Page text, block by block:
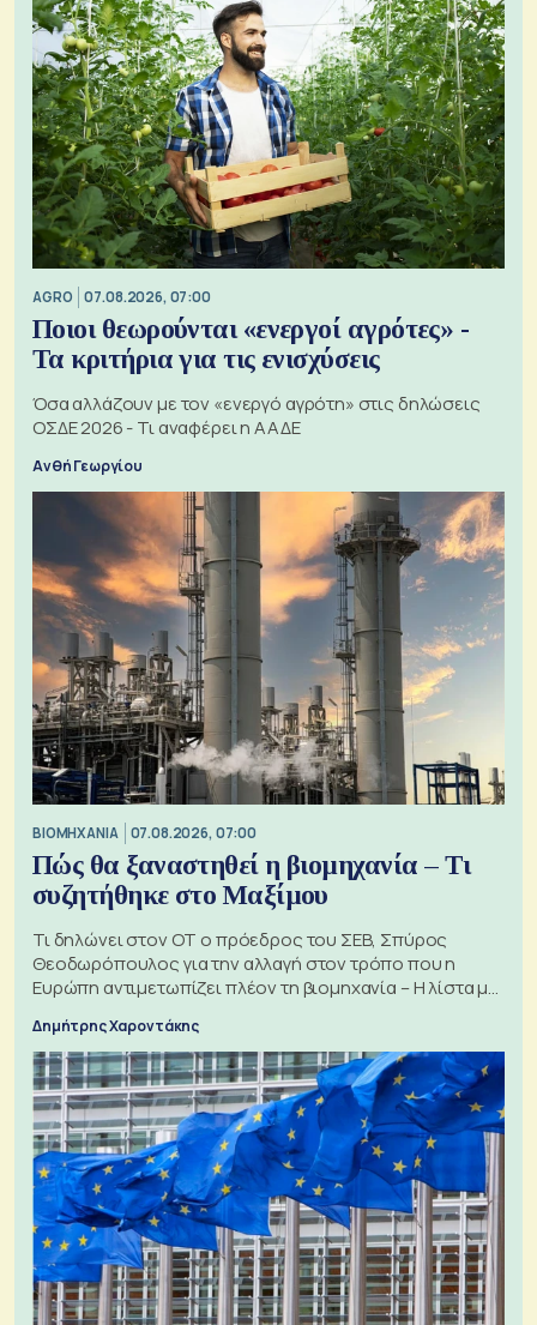
AGRO 07.08.2026, 07:00
Ποιοι θεωρούνται «ενεργοί αγρότες» -
Τα κριτήρια για τις ενισχύσεις
Όσα αλλάζουν με τον «ενεργό αγρότη» στις δηλώσεις
ΟΣΔΕ 2026 - Τι αναφέρει η ΑΑΔΕ
Ανθή Γεωργίου
ΒΙΟΜΗΧΑΝΙΑ 07.08.2026, 07:00
Πώς θα ξαναστηθεί η βιομηχανία – Τι
συζητήθηκε στο Μαξίμου
Τι δηλώνει στον ΟΤ ο πρόεδρος του ΣΕΒ, Σπύρος
Θεοδωρόπουλος για την αλλαγή στον τρόπο που η
Ευρώπη αντιμετωπίζει πλέον τη βιομηχανία – Η λίστα με
Δημήτρης Χαροντάκης